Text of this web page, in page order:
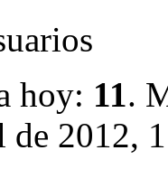
hoy: 11.
2012,